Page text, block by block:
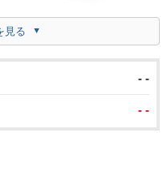
見る
- -
- -